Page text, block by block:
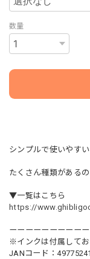
数量
シンプルで使いやす
たくさん種類がある
▼一覧はこちら
https://
ーーーーーーーーー
※インクは付属して
JANコード：